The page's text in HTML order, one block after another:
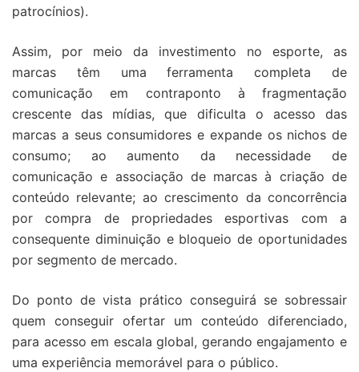
patrocínios).
Assim, por meio da investimento no esporte, as
marcas têm uma ferramenta completa de
comunicação em contraponto à fragmentação
crescente das mídias, que dificulta o acesso das
marcas a seus consumidores e expande os nichos de
consumo; ao aumento da necessidade de
comunicação e associação de marcas à criação de
conteúdo relevante; ao crescimento da concorrência
por compra de propriedades esportivas com a
consequente diminuição e bloqueio de oportunidades
por segmento de mercado.
Do ponto de vista prático conseguirá se sobressair
quem conseguir ofertar um conteúdo diferenciado,
para acesso em escala global, gerando engajamento e
uma experiência memorável para o público.